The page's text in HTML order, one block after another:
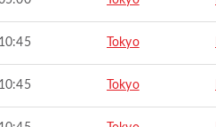
10:45 Tokyo
10:45 Tokyo